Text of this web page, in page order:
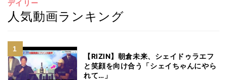
デイリー
人気動画ランキング
【RIZIN】朝倉未来、シェイドゥラエフ
と笑顔を向け合う「シェイちゃんにやら
れて…」